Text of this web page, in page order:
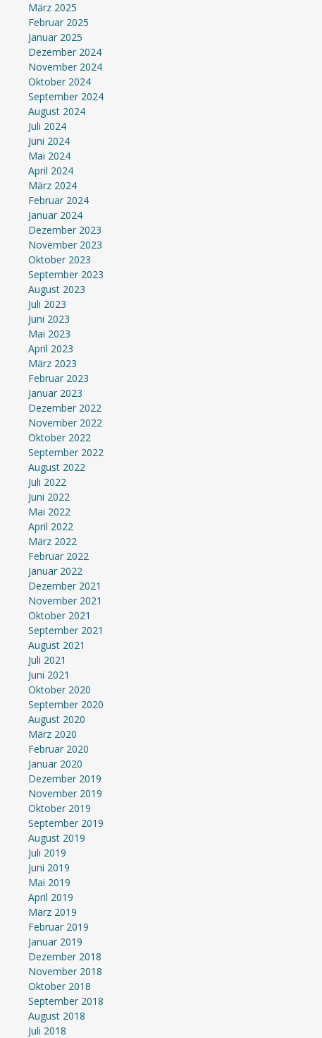
März 2025
Februar 2025
Januar 2025
Dezember 2024
November 2024
Oktober 2024
September 2024
August 2024
Juli 2024
Juni 2024
Mai 2024
April 2024
März 2024
Februar 2024
Januar 2024
Dezember 2023
November 2023
Oktober 2023
September 2023
August 2023
Juli 2023
Juni 2023
Mai 2023
April 2023
März 2023
Februar 2023
Januar 2023
Dezember 2022
November 2022
Oktober 2022
September 2022
August 2022
Juli 2022
Juni 2022
Mai 2022
April 2022
März 2022
Februar 2022
Januar 2022
Dezember 2021
November 2021
Oktober 2021
September 2021
August 2021
Juli 2021
Juni 2021
Oktober 2020
September 2020
August 2020
März 2020
Februar 2020
Januar 2020
Dezember 2019
November 2019
Oktober 2019
September 2019
August 2019
Juli 2019
Juni 2019
Mai 2019
April 2019
März 2019
Februar 2019
Januar 2019
Dezember 2018
November 2018
Oktober 2018
September 2018
August 2018
Juli 2018